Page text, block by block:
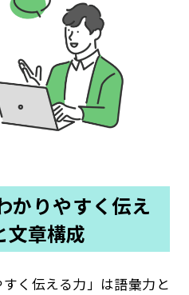
かりやすく伝え
文章構成
すく伝える力」は語彙力と